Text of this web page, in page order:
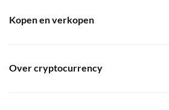
Kopen en verkopen
Over cryptocurrency